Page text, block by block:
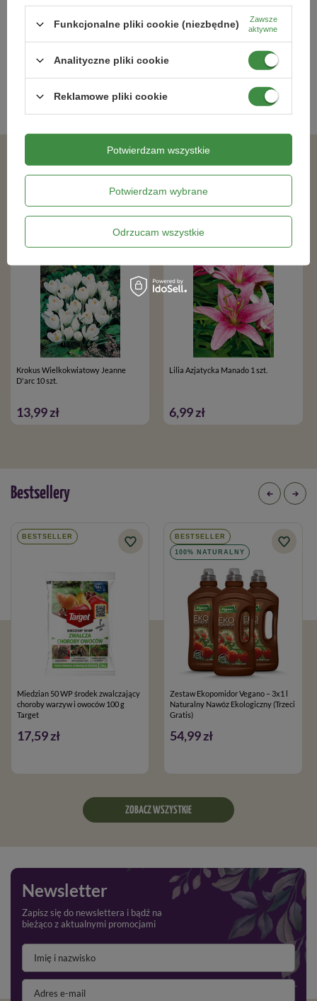
7,99 zł 36,29 zł
Kategorie powiązane
Podobne produkty
Krokus Wielkokwiatowy Jeanne
D'arc 10 szt.
13,99 zł
Lilia Azjatycka Manado 1 szt.
6,99 zł
Bestsellery
BESTSELLER
Miedzian 50 WP środek zwalczający
choroby warzyw i owoców 100 g
Target
17,59 zł
BESTSELLER
100% NATURALNY
Zestaw Ekopomidor Vegano – 3x1 l
Naturalny Nawóz Ekologiczny (Trzeci
Gratis)
54,99 zł
ZOBACZ WSZYSTKIE
Newsletter
Zapisz się do newslettera i bądź na
bieżąco z aktualnymi promocjami
Funkcjonalne pliki cookie (niezbędne)
Zawsze
aktywne
Analityczne pliki cookie
Reklamowe pliki cookie
Potwierdzam wybrane
Odrzucam wszystkie
Potwierdzam wszystkie